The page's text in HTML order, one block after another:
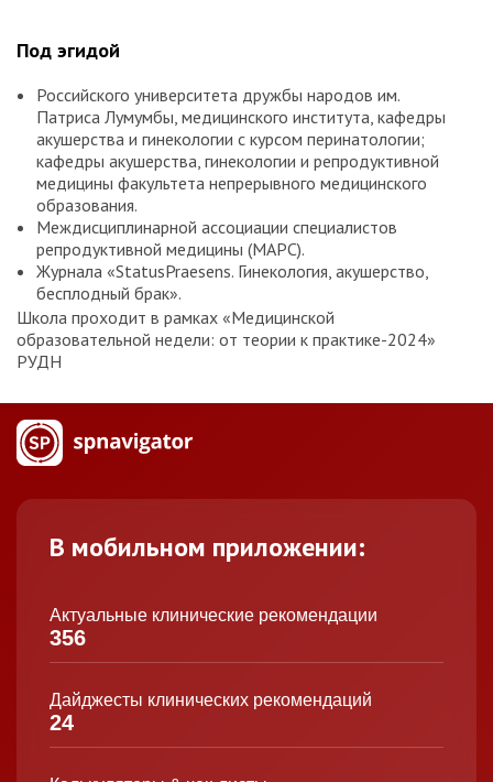
Под эгидой
Российского университета дружбы народов им.
Патриса Лумумбы, медицинского института, кафедры
акушерства и гинекологии с курсом перинатологии;
кафедры акушерства, гинекологии и репродуктивной
медицины факультета непрерывного медицинского
образования.
Междисциплинарной ассоциации специалистов
репродуктивной медицины (МАРС).
Журнала «StatusPraesens. Гинекология, акушерство,
бесплодный брак».
Школа проходит в рамках «Медицинской
образовательной недели: от теории к практике-2024»
РУДН
В мобильном приложении:
Актуальные клинические рекомендации
356
Дайджесты клинических рекомендаций
24